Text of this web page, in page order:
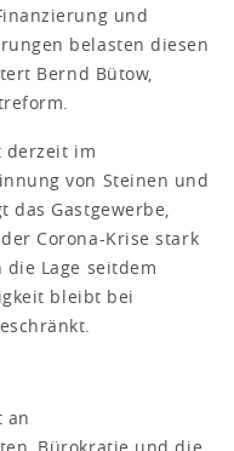
und
belasten diesen
Bernd Bütow,
derzeit im
von Steinen und
das Gastgewerbe,
Corona-Krise stark
Lage seitdem
bleibt bei
an